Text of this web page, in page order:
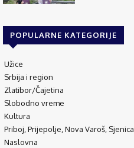
POPULARNE KATEGORIJE
Užice
Srbija i region
Zlatibor/Čajetina
Slobodno vreme
Kultura
Priboj, Prijepolje, Nova Varoš, Sjenica
Naslovna